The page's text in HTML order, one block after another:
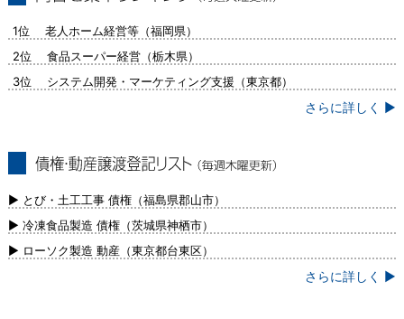
1位 老人ホーム経営等（福岡県）
2位 食品スーパー経営（栃木県）
3位 システム開発・マーケティング支援（東京都）
さらに詳しく ▶
新）
▶ とび・土工工事 債権（福島県郡山市）
▶ 冷凍食品製造 債権（茨城県神栖市）
▶ ローソク製造 動産（東京都台東区）
さらに詳しく ▶